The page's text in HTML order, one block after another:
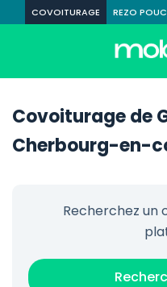
COVOITURAGE REZO
Covoiturage de
Cherbourg-en-
Recherchez un